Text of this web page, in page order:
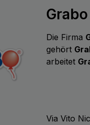
Grabo
Die Firma
gehört
arbeitet
Via Vito